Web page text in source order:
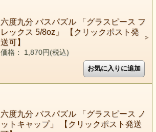
六度九分 バスパズル 「グラスピース フ
レックス 5/8oz」 【クリックポスト発
送可】
価格： 1,870円(税込)
六度九分 バスパズル 「グラスピース ノ
ットキャップ」 【クリックポスト発送